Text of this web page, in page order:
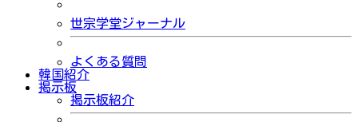
世宗学堂ジャーナル
よくある質問
韓国紹介
掲示板
掲示板紹介